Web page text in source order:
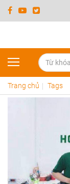
Trang chủ Tags